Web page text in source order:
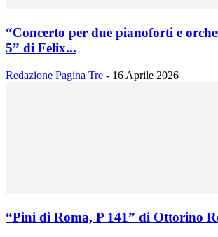
“Concerto per due pianoforti e
5” di Felix...
Redazione Pagina Tre - 16 Aprile 2026
“Pini di Roma, P 141” di Ottorino